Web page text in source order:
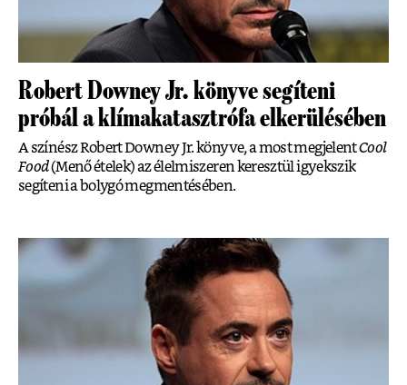
Robert Downey Jr. könyve segíteni
próbál a klímakatasztrófa elkerülésében
A színész Robert Downey Jr. könyve, a most megjelentCool
Food(Menő ételek) az élelmiszeren keresztül igyekszik
segíteni a bolygó megmentésében.